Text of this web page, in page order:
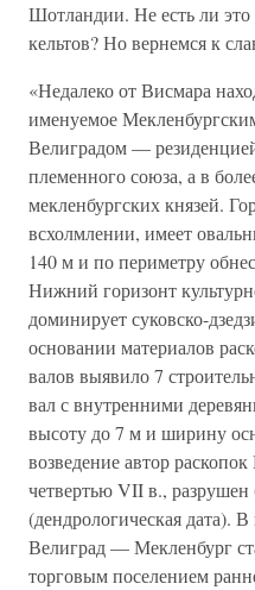
Шотландии. Не есть ли
кельтов? Но вернемся к
«Недалеко от Висмара
именуемое
Велиградом —
племенного союза, а в
мекленбургских князей.
всхолмлении, имеет
140 м и по периметру
Нижний горизонт
доминирует суковско-
основании материалов
валов выявило 7
вал с внутренними
высоту до 7 м и ширину
возведение автор
четвертью VII в., разрушен
(дендрологическая дата).
Велиград — Мекленбург
торговым поселением